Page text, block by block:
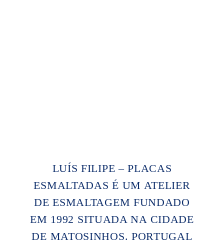
LUÍS FILIPE – PLACAS
ESMALTADAS É UM ATELIER
DE ESMALTAGEM FUNDADO
EM 1992 SITUADA NA CIDADE
DE MATOSINHOS. PORTUGAL